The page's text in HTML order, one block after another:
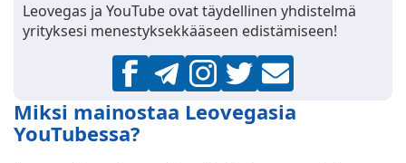
Leovegas ja YouTube ovat täydellinen yhdistelmä
yrityksesi menestyksekkääseen edistämiseen!
Miksi mainostaa Leovegasia
YouTubessa?